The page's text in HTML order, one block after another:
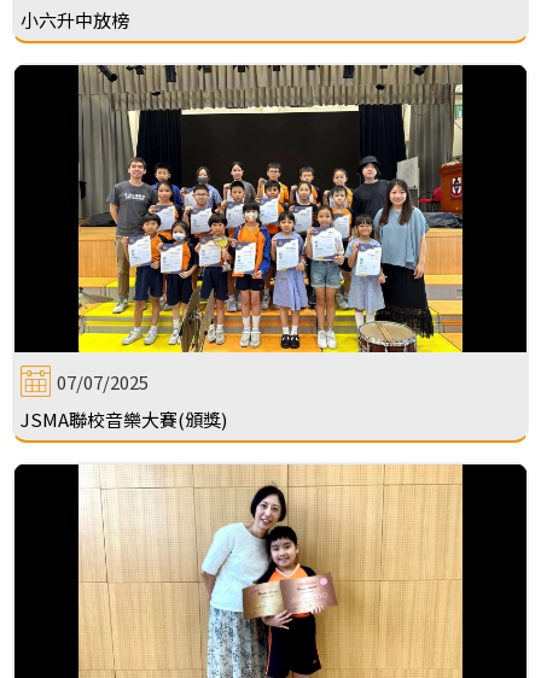
小六升中放榜
07/07/2025
JSMA聯校音樂大賽(頒獎)